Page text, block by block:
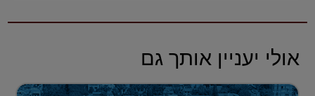
אולי יעניין אותך גם